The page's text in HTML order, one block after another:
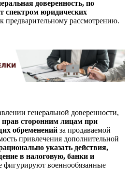
доверенность, по
спектром юридических
предварительному рассмотрению.
генеральной доверенности,
прав сторонним лицам при
обременений за продаваемой
привлечения дополнительной
указать действия,
в налоговую, банки и
фигурируют военнообязанные